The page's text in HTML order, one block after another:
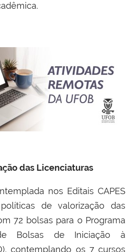
das Licenciaturas
nos Editais CAPES
de valorização das
72 bolsas para o Programa
Bolsas de Iniciação à
contemplando os 7 cursos